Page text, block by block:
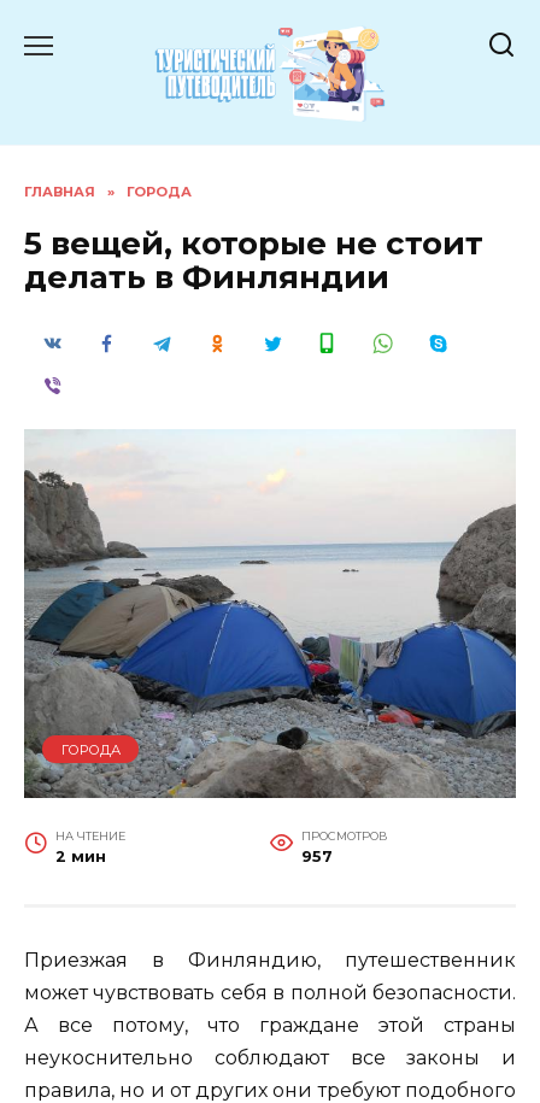
ГЛАВНАЯ » ГОРОДА
5 вещей, которые не стоит
делать в Финляндии
ГОРОДА
НА ЧТЕНИЕ
2 мин
ПРОСМОТРОВ
957
Приезжая в Финляндию, путешественник
может чувствовать себя в полной безопасности.
А все потому, что граждане этой страны
неукоснительно соблюдают все законы и
правила, но и от других они требуют подобного